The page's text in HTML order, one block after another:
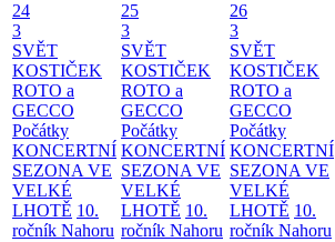
24
3
SVĚT
KOSTIČEK
ROTO a
GECCO
Počátky
KONCERTNÍ
SEZONA VE
VELKÉ
LHOTĚ 10.
ročník Nahoru
25
3
SVĚT
KOSTIČEK
ROTO a
GECCO
Počátky
KONCERTNÍ
SEZONA VE
VELKÉ
LHOTĚ 10.
ročník Nahoru
26
3
SVĚT
KOSTIČEK
ROTO a
GECCO
Počátky
KONCERTNÍ
SEZONA VE
VELKÉ
LHOTĚ 10.
ročník Nahoru